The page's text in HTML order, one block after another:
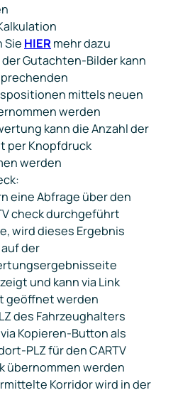
Sie HIER mehr dazu
der Gutachten-Bilder kann
mittels neuen
werden
kann die Anzahl der
per Knopfdruck
werden
eine Abfrage über den
check durchgeführt
wird dieses Ergebnis
der
und kann via Link
geöffnet werden
des Fahrzeughalters
Kopieren-Button als
PLZ für den CARTV
übernommen werden
Korridor wird in der